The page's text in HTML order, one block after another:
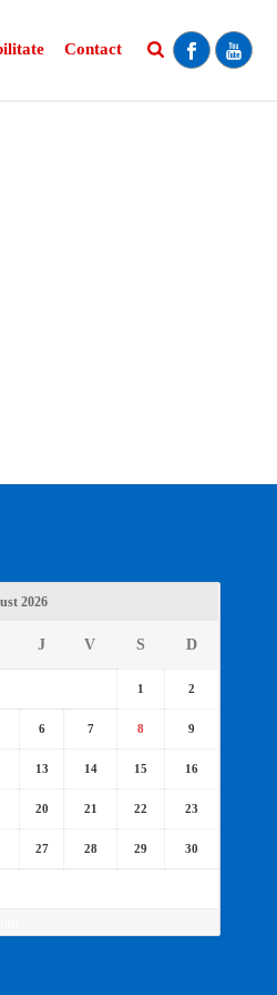
Contact
2026
J V S D
1 2
6 7 8 9
13 14 15 16
20 21 22 23
27 28 29 30